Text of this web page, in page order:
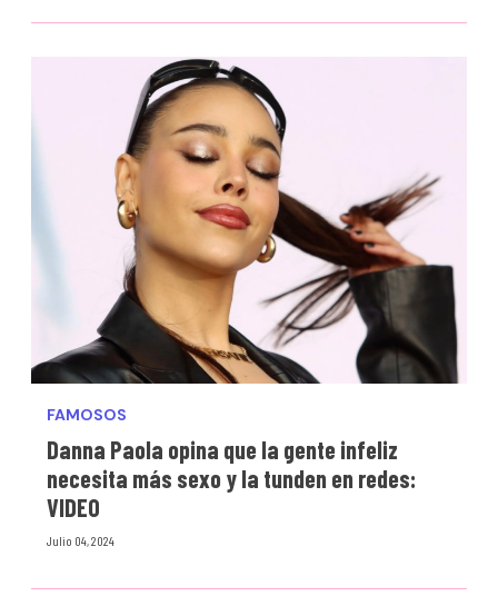
FAMOSOS
Danna Paola opina que la gente infeliz
necesita más sexo y la tunden en redes:
VIDEO
Julio 04, 2024